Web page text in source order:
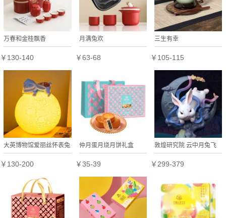
万春和金桂飘香
￥130-140
月满兔欢
￥63-68
三生有幸
￥105-115
大英博物馆爱丽丝怀表兔
月球小夜灯氛围灯摆件生
￥130-200
仲月蛋月烧月饼礼盒
￥35-39
敦煌研究院 云中月兔飞
天摆件 女生生日礼物毕
￥299-379